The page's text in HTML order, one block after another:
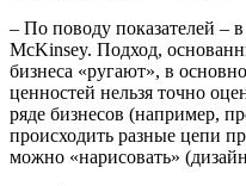
– По поводу показателей –
McKinsey. Подход,
бизнеса «ругают», в
ценностей нельзя точно
ряде бизнесов (например,
происходить разные цепи
можно «нарисовать»